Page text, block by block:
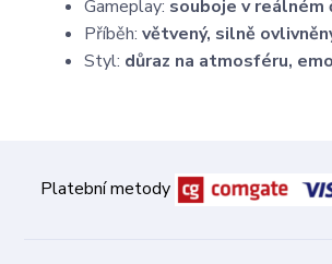
Gameplay: souboje v reálném
Příběh: větvený, silně
Styl: důraz na atmosféru,
Platební metody